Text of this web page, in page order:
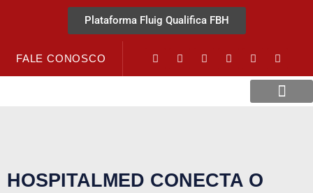
Plataforma Fluig Qualifica FBH
FALE CONOSCO
HOSPITALMED CONECTA O